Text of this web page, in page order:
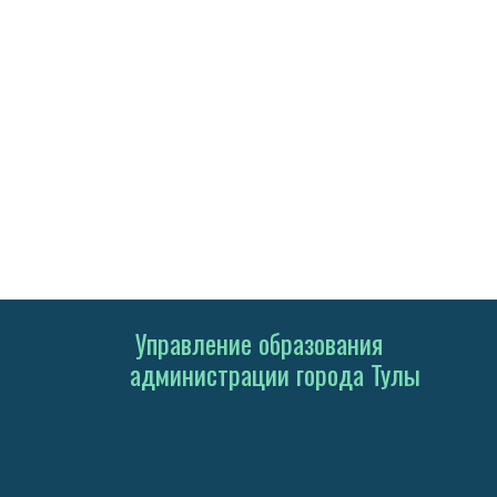
Управление образования
администрации города Тулы